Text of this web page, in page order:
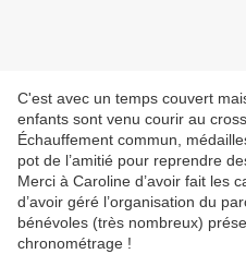
C'est avec un temps couvert
enfants sont venu courir au
Échauffement commun,
pot de l’amitié pour reprendre
Merci à Caroline d’avoir fait les
d’avoir géré l’organisation du
bénévoles (très nombreux)
chronométrage !